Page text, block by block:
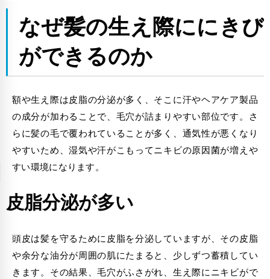
なぜ髪の生え際ににきび
ができるのか
額や生え際は皮脂の分泌が多く、そこに汗やヘアケア製品
の成分が加わることで、毛穴が詰まりやすい部位です。さ
らに髪の毛で覆われていることが多く、通気性が悪くなり
やすいため、湿気や汗がこもってニキビの原因菌が増えや
すい環境になります。
皮脂分泌が多い
頭皮は髪を守るために皮脂を分泌していますが、その皮脂
や余分な油分が周囲の肌にたまると、少しずつ蓄積してい
きます。その結果、毛穴がふさがれ、生え際にニキビがで